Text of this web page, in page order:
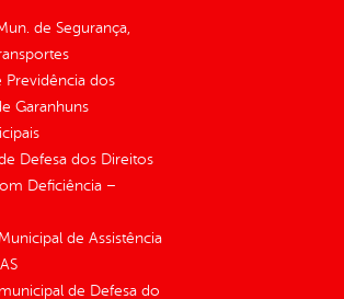
de Segurança,
Previdência dos
Garanhuns
Defesa dos Direitos
Deficiência –
de Assistência
de Defesa do